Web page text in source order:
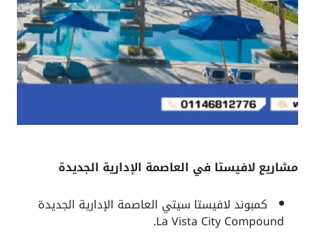
لافيستا في العاصمة الإدارية الجديدة
كمبوند لافيستا سيتي العاصمة الإدارية الجديدة
La Vista City Compound.